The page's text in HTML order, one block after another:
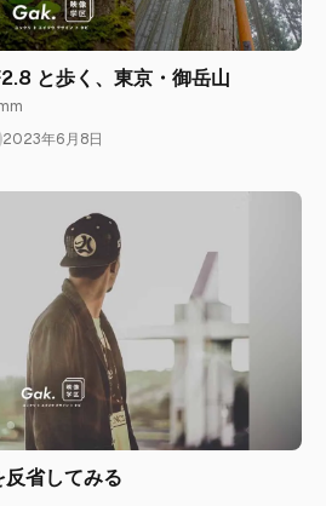
と歩く、東京・御岳山
2023年6月8日
省してみる